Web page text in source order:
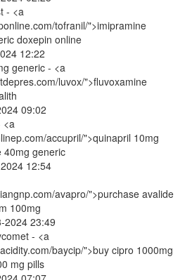
- <a
tofranil/">imipramine
doxepin online
12:22
generic - <a
luvox/">fluvoxamine
09:02
<a
accupril/">quinapril 10mg
40mg generic
12:54
avapro/">purchase avalide
100mg
2024 23:49
- <a
baycip/">buy cipro 1000mg
mg pills